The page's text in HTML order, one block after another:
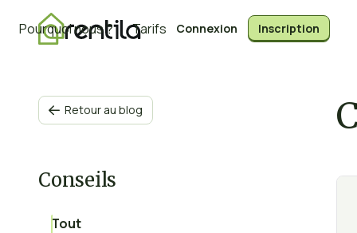
Connexion Inscription
Pourquoi nous ? Tarifs
 Retour au blog
Conseils
Tout